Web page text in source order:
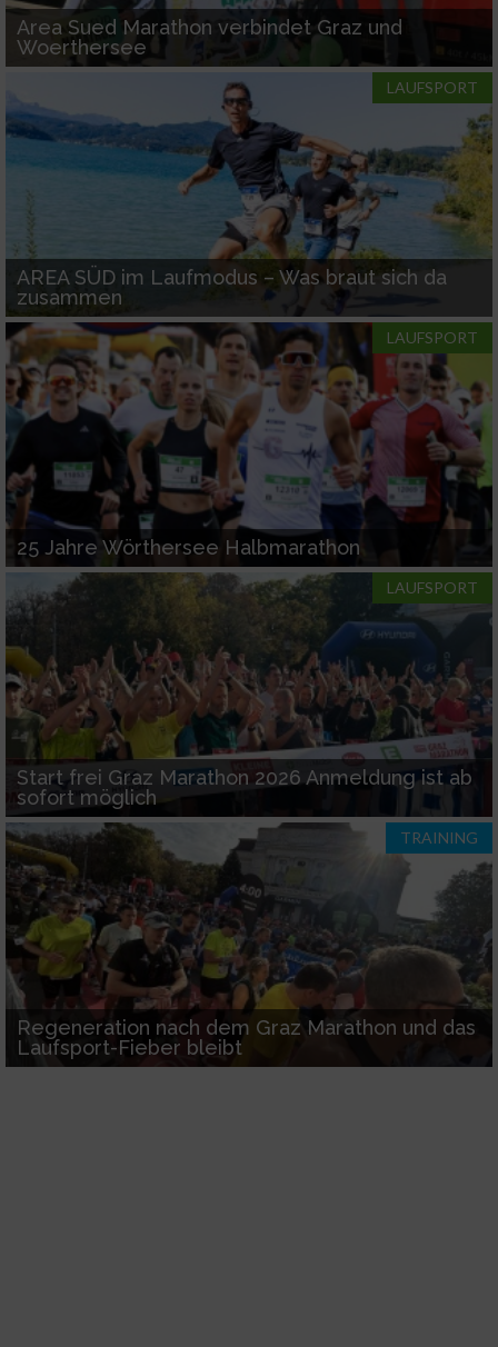
Area Sued Marathon verbindet Graz und
Woerthersee
LAUFSPORT
AREA SÜD im Laufmodus – Was braut sich da
zusammen
LAUFSPORT
25 Jahre Wörthersee Halbmarathon
LAUFSPORT
Start frei Graz Marathon 2026 Anmeldung ist ab
sofort möglich
TRAINING
Regeneration nach dem Graz Marathon und das
Laufsport-Fieber bleibt